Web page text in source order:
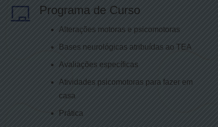
Programa de Curso
Alterações motoras e psicomotoras
Bases neurológicas atribuídas ao TEA
Avaliações específicas
Atividades psicomotoras para fazer em
casa
Prática